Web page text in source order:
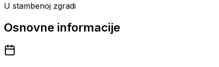
U stambenoj zgradi
Osnovne informacije